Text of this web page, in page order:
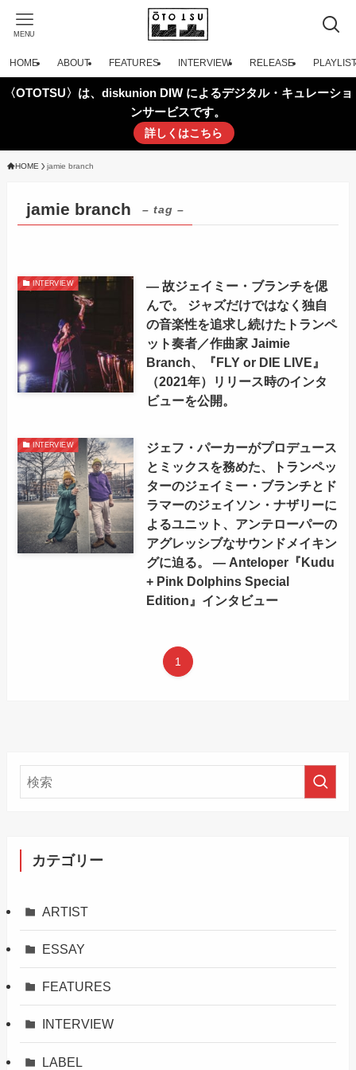
MENU
HOME ABOUT FEATURES INTERVIEW RELEASE PLAYLIST
〈OTOTSU〉は、diskunion DIW によるデジタル・キュレーショ
ンサービスです。
詳しくはこちら
HOME jamie branch
jamie branch – tag –
INTERVIEW
— 故ジェイミー・ブランチを偲
んで。 ジャズだけではなく独自
の音楽性を追求し続けたトランペ
ット奏者／作曲家 Jaimie
Branch、『FLY or DIE LIVE』
（2021年）リリース時のインタ
ビューを公開。
INTERVIEW
ジェフ・パーカーがプロデュース
とミックスを務めた、トランペッ
ターのジェイミー・ブランチとド
ラマーのジェイソン・ナザリーに
よるユニット、アンテローパーの
アグレッシブなサウンドメイキン
グに迫る。 — Anteloper『Kudu
+ Pink Dolphins Special
Edition』インタビュー
1
カテゴリー
ARTIST
ESSAY
FEATURES
INTERVIEW
LABEL